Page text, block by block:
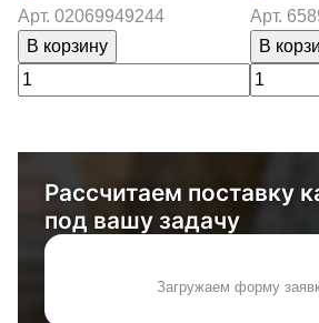
Арт. 02069949244
В корзину
Арт.
В
Рассчитаем поставку
под вашу задачу
Загружаем форму